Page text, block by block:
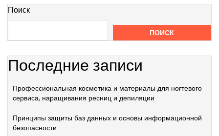
Поиск
ПОИСК
Последние записи
Профессиональная косметика и материалы для ногтевого
сервиса, наращивания ресниц и депиляции
Принципы защиты баз данных и основы информационной
безопасности